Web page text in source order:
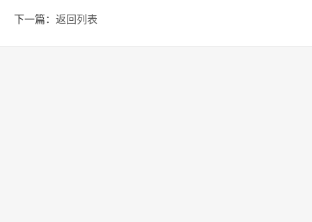
下一篇： 返回列表